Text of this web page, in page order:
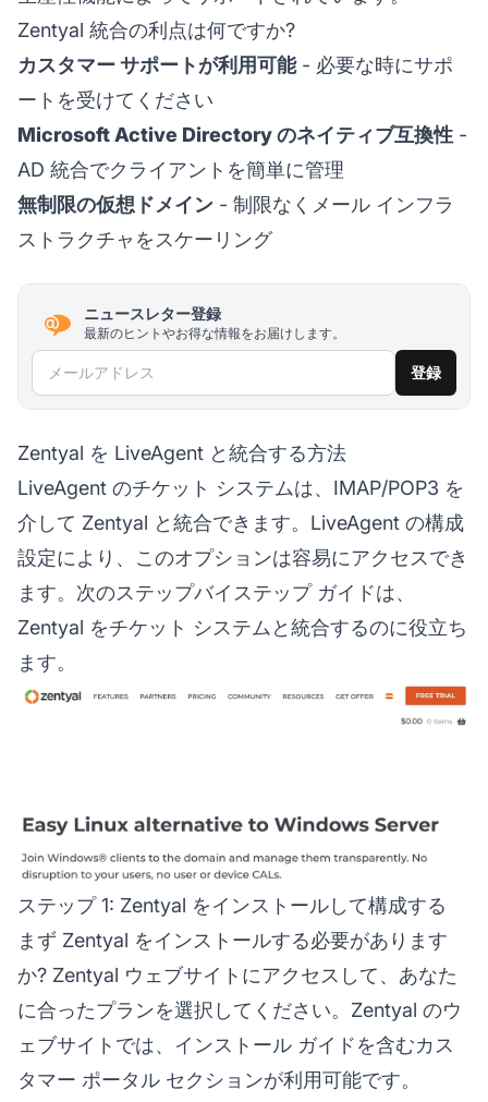
Zentyal 統合の利点は何ですか?
カスタマー サポートが利用可能- 必要な時にサポ
ートを受けてください
Microsoft Active Directory のネイティブ互換性 -
AD 統合でクライアントを簡単に管理
無制限の仮想ドメイン - 制限なくメール インフラ
ストラクチャをスケーリング
ニュースレター登録
最新のヒントやお得な情報をお届けします。
メールアドレス 登録
Zentyal を LiveAgent と統合する方法
LiveAgent のチケット システムは、IMAP/POP3 を
介して Zentyal と統合できます。LiveAgent の構成
設定により、このオプションは容易にアクセスでき
ます。次のステップバイステップ ガイドは、
Zentyal をチケット システムと統合するのに役立ち
ます。
ステップ 1: Zentyal をインストールして構成する
まず Zentyal をインストールする必要があります
か? Zentyal ウェブサイトにアクセスして、あなた
に合ったプランを選択してください。Zentyal のウ
ェブサイトでは、インストール ガイドを含むカス
タマー ポータル セクションが利用可能です。